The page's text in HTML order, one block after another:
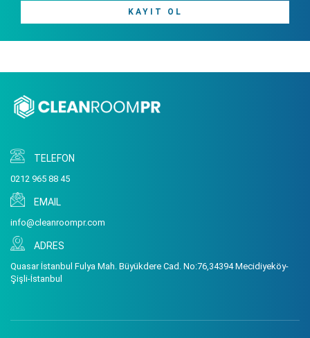
KAYIT OL
TELEFON
0212 965 88 45
EMAIL
info@cleanroompr.com
ADRES
Quasar İstanbul Fulya Mah. Büyükdere Cad. No:76,34394 Mecidiyeköy-
Şişli-İstanbul